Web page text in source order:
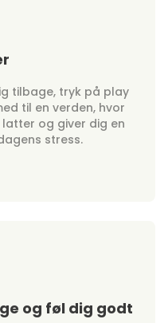
tilbage, tryk på play
til en verden, hvor
og giver dig en
stress.
og føl dig godt